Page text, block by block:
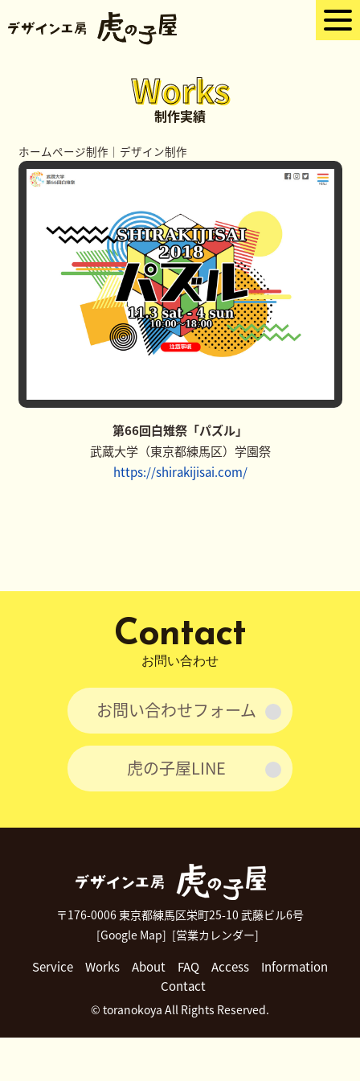
Works
制作実績
ホームページ制作 ｜ デザイン制作
第66回白雉祭「パズル」
武蔵大学（東京都練馬区）学園祭
https://shirakijisai.com/
Contact
お問い合わせ
お問い合わせフォーム
虎の子屋LINE
〒176-0006 東京都練馬区栄町25-10 武藤ビル6号
[Google Map] [営業カレンダー]
Service Works About FAQ Access
Information
Contact
© toranokoya All Rights Reserved.